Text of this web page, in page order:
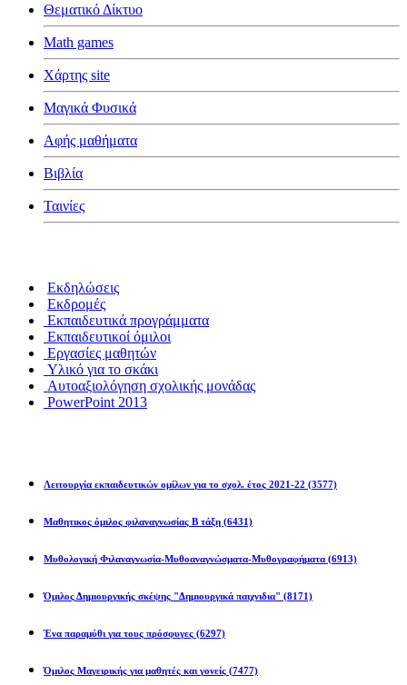
Θεματικό Δίκτυο
Math games
Χάρτης site
Μαγικά Φυσικά
Αφής μαθήματα
Βιβλία
Ταινίες
Εκδηλώσεις
Εκδρομές
Εκπαιδευτικά προγράμματα
Εκπαιδευτικοί όμιλοι
Εργασίες μαθητών
Υλικό για το σκάκι
Αυτοαξιολόγηση σχολικής μονάδας
PowerPoint 2013
Λειτουργία εκπαιδευτικών ομίλων για το σχολ. έτος 2021-22 (3577)
Μαθητικος όμιλος φιλαναγνωσίας Β τάξη (6431)
Μυθολογική Φιλαναγνωσία-Μυθοαναγνώσματα-Μυθογραφήματα (6913)
Όμιλος Δημιουργικής σκέψης "Δημιουργικά παιχνιδια" (8171)
Ένα παραμύθι για τους πρόσφυγες (6297)
Όμιλος Μαγειρικής για μαθητές και γονείς (7477)